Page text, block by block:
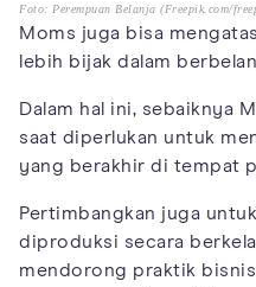
Foto: Perempuan Belanja (Freepik.com/
Moms juga bisa
lebih bijak dalam
Dalam hal ini, sebaiknya
saat diperlukan untuk
yang berakhir di tempat
Pertimbangkan juga
diproduksi secara
mendorong praktik